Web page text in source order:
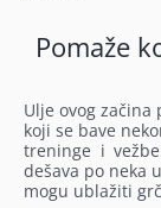
Pomaže
Ulje ovog
koji se bave
treninge i
dešava po neka
mogu ublažiti